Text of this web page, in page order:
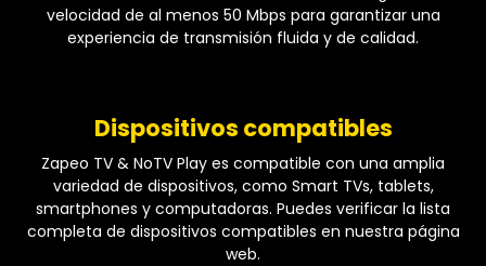
velocidad de al menos 50 Mbps para garantizar una
experiencia de transmisión fluida y de calidad.
Dispositivos compatibles
Zapeo TV & NoTV Play es compatible con una amplia
variedad de dispositivos, como Smart TVs, tablets,
smartphones y computadoras. Puedes verificar la lista
completa de dispositivos compatibles en nuestra página
web.